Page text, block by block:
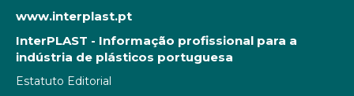
www.interplast.pt
InterPLAST - Informação profissional para a
indústria de plásticos portuguesa
Estatuto Editorial